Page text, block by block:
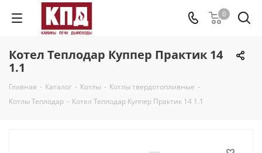
0
Котел Теплодар Куппер Практик 14
1.1
Главная - Каталог - Котлы - Котлы твердотопливные -
Котлы Теплодар - Котел Теплодар Куппер Практик 14 1.1